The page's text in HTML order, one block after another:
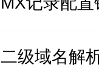
二级域名解